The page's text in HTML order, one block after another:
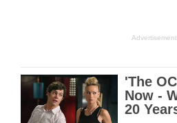
Advertisement